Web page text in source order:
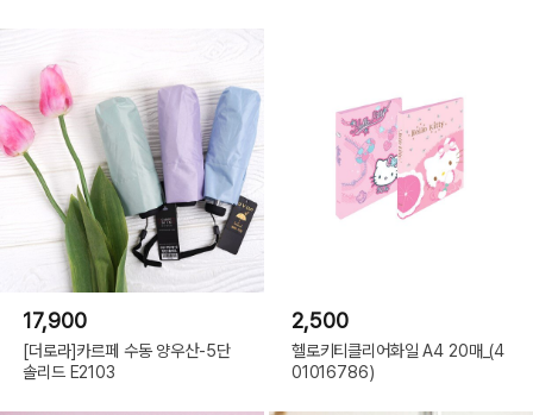
17,900
[더로라]카르페 수동 양우산-5단
솔리드 E2103
2,500
헬로키티클리어화일 A4 20매_(4
01016786)